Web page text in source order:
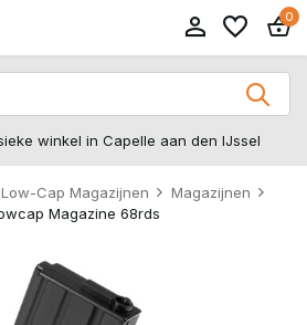
0
winkel in Capelle aan den IJssel
Low-Cap Magazijnen
Magazijnen
Magazine 68rds